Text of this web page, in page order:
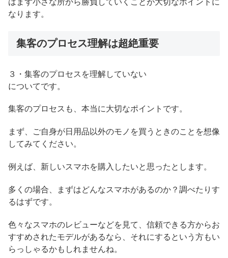
はまず小さな所から勝負していくことが大切なポイントに
なります。
集客のプロセス理解は超絶重要
３・集客のプロセスを理解していない
についてです。
集客のプロセスも、本当に大切なポイントです。
まず、ご自身が日用品以外のモノを買うときのことを想像
してみてください。
例えば、新しいスマホを購入したいと思ったとします。
多くの場合、まずはどんなスマホがあるのか？調べたりす
るはずです。
色々なスマホのレビューなどを見て、信頼できる方からお
すすめされたモデルがあるなら、それにするという方もい
らっしゃるかもしれませんね。